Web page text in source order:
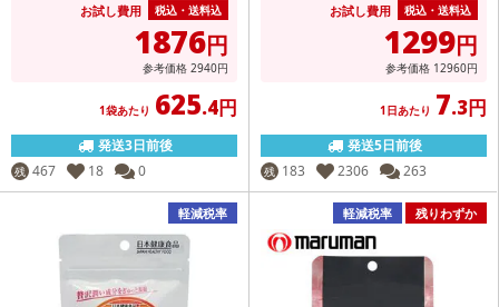
お試し費用 税込・送料込
1876円
参考価格 2940円
1袋あたり 625.4円
発送3日前後
残 467 18 0
お試し費用 税込・送料込
1299円
参考価格 12960円
1日あたり 7.3円
発送5日前後
残 183 2306 263
軽減税率 軽減税率 残りわずか